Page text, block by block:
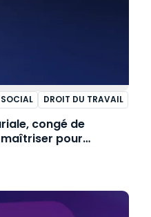
DROIT DU TRAVAIL
congé de
maîtriser pour